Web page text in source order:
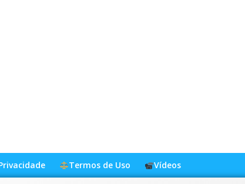
Termos de Uso Vídeos